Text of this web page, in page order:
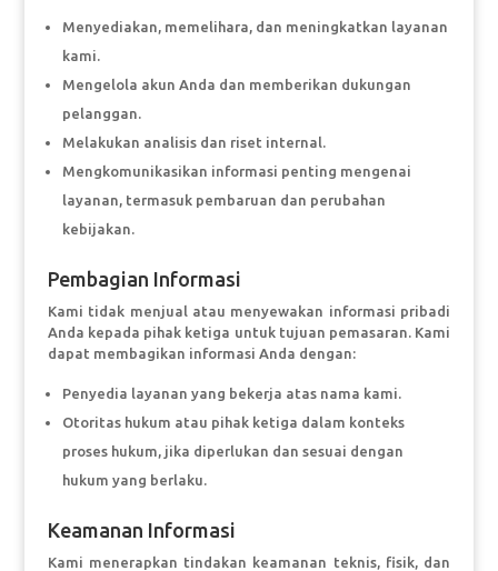
Menyediakan, memelihara, dan meningkatkan layanan
kami.
Mengelola akun Anda dan memberikan dukungan
pelanggan.
Melakukan analisis dan riset internal.
Mengkomunikasikan informasi penting mengenai
layanan, termasuk pembaruan dan perubahan
kebijakan.
Pembagian Informasi
Kami tidak menjual atau menyewakan informasi pribadi
Anda kepada pihak ketiga untuk tujuan pemasaran. Kami
dapat membagikan informasi Anda dengan:
Penyedia layanan yang bekerja atas nama kami.
Otoritas hukum atau pihak ketiga dalam konteks
proses hukum, jika diperlukan dan sesuai dengan
hukum yang berlaku.
Keamanan Informasi
Kami menerapkan tindakan keamanan teknis, fisik, dan